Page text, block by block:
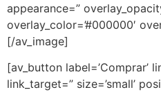
appearance=”
overlay_color=’#000000′
[/av_image]
[av_button label=’Comprar’
link_target=” size=’small’